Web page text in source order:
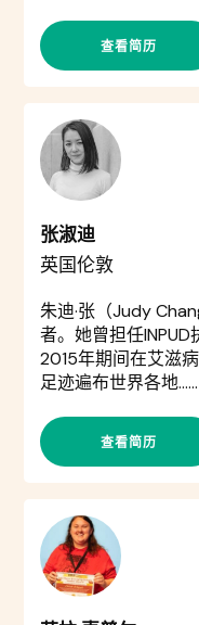
查看简历
张淑迪
英国伦敦
朱迪·张（Judy
者。她曾担任
2015年期间在艾滋
足迹遍布世界各地……
查看简历